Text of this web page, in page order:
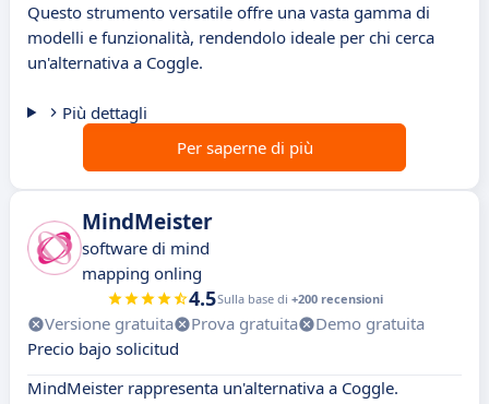
Questo strumento versatile offre una vasta gamma di
modelli e funzionalità, rendendolo ideale per chi cerca
un'alternativa a Coggle.
Più dettagli
Per saperne di più
MindMeister
software di mind
mapping onling
4.5Sulla base di +200 recensioni
Versione gratuita Prova gratuita
Demo gratuita
Precio bajo solicitud
MindMeister rappresenta un'alternativa a Coggle.